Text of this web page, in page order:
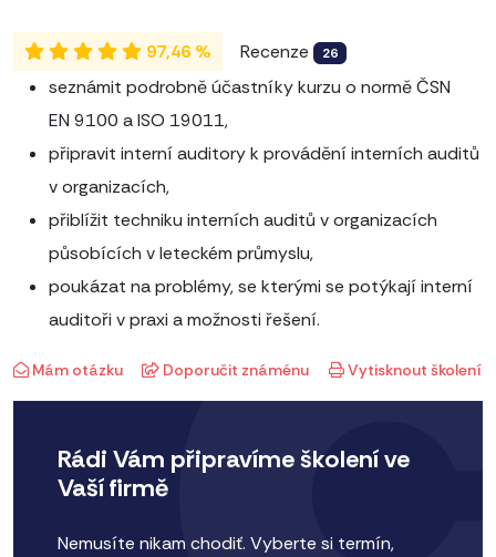
97,46 % Recenze 26
seznámit podrobně účastníky kurzu o normě ČSN
EN 9100 a ISO 19011,
připravit interní auditory k provádění interních auditů
v organizacích,
přiblížit techniku interních auditů v organizacích
působících v leteckém průmyslu,
poukázat na problémy, se kterými se potýkají interní
auditoři v praxi a možnosti řešení.
Mám otázku Doporučit známénu Vytisknout školení
Rádi Vám připravíme školení ve
Vaší firmě
Nemusíte nikam chodiť. Vyberte si termín,